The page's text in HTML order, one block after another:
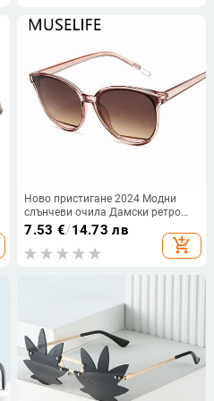
Ново пристигане 2024 Модни
слънчеви очила Дамски ретро
метални огледала Класически
ретро слънчеви очила Женски
Oculos De Sol Feminino UV400
7.53 €/14.73 лв
add_shopping_cart